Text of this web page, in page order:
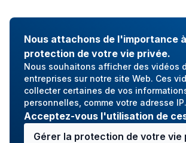
Nous attachons de l'importance
protection de votre vie privée.
Nous souhaitons afficher des vidéos
entreprises sur notre site Web. Ces
collecter certaines de vos
personnelles, comme votre adresse IP.
Acceptez-vous l'utilisation de
Gérer la protection de votre vie